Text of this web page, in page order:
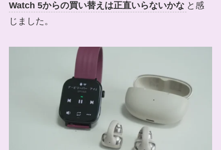
Watch 5からの買い替えは正直いらないかな と感
じました。